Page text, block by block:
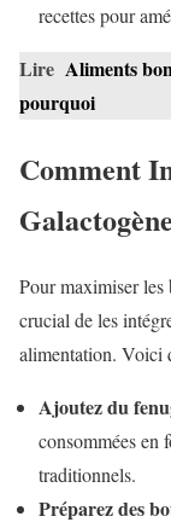
recettes pour
Lire Aliments
pourquoi
Comment
Pour maximiser les
crucial de les
alimentation. Voici
Ajoutez du
consommées en
traditionnels.
Préparez des